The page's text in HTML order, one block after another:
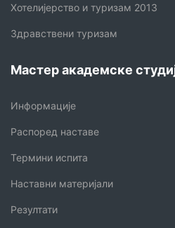
Хотелијерство и туризам 2013
Здравствени туризам
Мастер академске
Информације
Распоред наставе
Термини испита
Наставни материјали
Резултати